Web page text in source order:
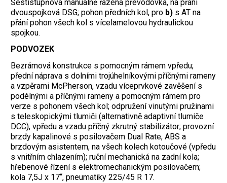
Šestistupňová manuálně řazená převodovka, na přání
dvouspojková DSG; pohon předních kol, pro b) s AT na
přání pohon všech kol s vícelamelovou hydraulickou
spojkou.
PODVOZEK
Bezrámová konstrukce s pomocným rámem vpředu;
přední náprava s dolními trojúhelníkovými příčnými rameny
a vzpěrami McPherson, vzadu víceprvkové zavěšení s
podélnými a příčnými rameny a pomocným rámem pro
verze s pohonem všech kol; odpružení vinutými pružinami
s teleskopickými tlumiči (alternativně adaptivní tlumiče
DCC), vpředu a vzadu příčný zkrutný stabilizátor; provozní
brzdy kapalinové s posilovačem Dual Rate, ABS a
brzdovým asistentem, na všech kolech kotoučové (vpředu
s vnitřním chlazením); ruční mechanická na zadní kola;
hřebenové řízení s elektromechanickým posilovačem;
kola 7,5J x 17“, pneumatiky 225/45 R 17.